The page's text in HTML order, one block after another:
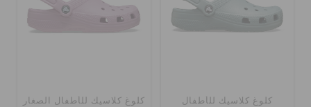
كلوغ كلاسيك للأطفال كلوغ كلاسيك للأطفال الصغار